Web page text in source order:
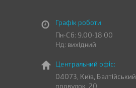
Графік роботи:
Пн-Сб: 9.00-18.00
Нд: вихідний
Центральний офіс:
04073, Київ, Балтійський